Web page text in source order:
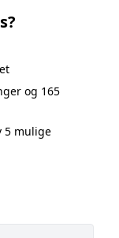
og 165
5 mulige